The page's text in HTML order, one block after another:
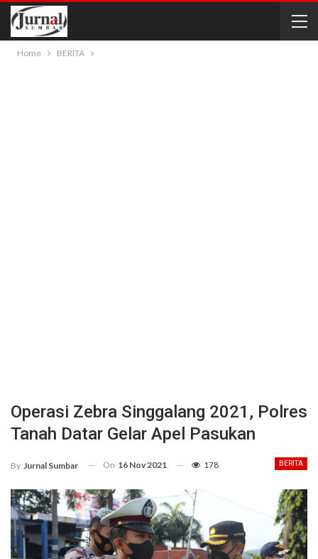
Home BERITA
Operasi Zebra Singgalang 2021, Polres
Tanah Datar Gelar Apel Pasukan
BERITA
By Jurnal Sumbar On 16 Nov 2021 178